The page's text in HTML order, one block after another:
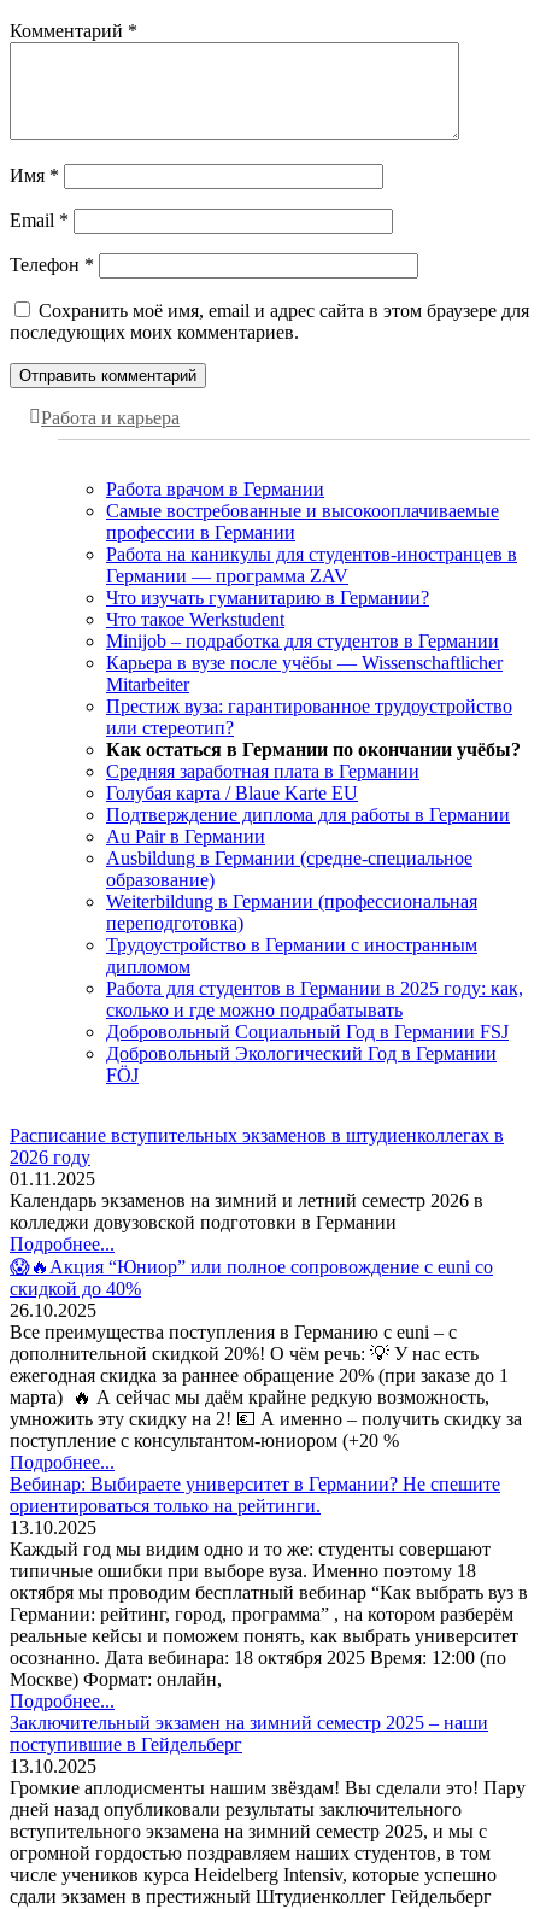
Комментарий *
Имя *
Email *
Телефон *
Сохранить моё имя, email и адрес сайта в этом браузере для
последующих моих комментариев.
Работа и карьера
Работа врачом в Германии
Самые востребованные и высокооплачиваемые
профессии в Германии
Работа на каникулы для студентов-иностранцев в
Германии — программа ZAV
Что изучать гуманитарию в Германии?
Что такое Werkstudent
Minijob – подработка для студентов в Германии
Карьера в вузе после учёбы — Wissenschaftlicher
Mitarbeiter
Престиж вуза: гарантированное трудоустройство
или стереотип?
Как остаться в Германии по окончании учёбы?
Средняя заработная плата в Германии
Голубая карта / Blaue Karte EU
Подтверждение диплома для работы в Германии
Au Pair в Германии
Ausbildung в Германии (средне-специальное
образование)
Weiterbildung в Германии (профессиональная
переподготовка)
Трудоустройство в Германии с иностранным
дипломом
Работа для студентов в Германии в 2025 году: как,
сколько и где можно подрабатывать
Добровольный Социальный Год в Германии FSJ
Добровольный Экологический Год в Германии
FÖJ
Расписание вступительных экзаменов в штудиенколлегах в
2026 году
01.11.2025
Календарь экзаменов на зимний и летний семестр 2026 в
колледжи довузовской подготовки в Германии
Подробнее...
😱🔥Акция “Юниор” или полное сопровождение с euni со
скидкой до 40%
26.10.2025
Все преимущества поступления в Германию с euni – с
дополнительной скидкой 20%! О чём речь: 💡 У нас есть
ежегодная скидка за раннее обращение 20% (при заказе до 1
марта) 🔥 А сейчас мы даём крайне редкую возможность,
умножить эту скидку на 2! 💶 А именно – получить скидку за
поступление с консультантом-юниором (+20 %
Подробнее...
Вебинар: Выбираете университет в Германии? Не спешите
ориентироваться только на рейтинги.
13.10.2025
Каждый год мы видим одно и то же: студенты совершают
типичные ошибки при выборе вуза. Именно поэтому 18
октября мы проводим бесплатный вебинар “Как выбрать вуз в
Германии: рейтинг, город, программа” , на котором разберём
реальные кейсы и поможем понять, как выбрать университет
осознанно. Дата вебинара: 18 октября 2025 Время: 12:00 (по
Москве) Формат: онлайн,
Подробнее...
Заключительный экзамен на зимний семестр 2025 – наши
поступившие в Гейдельберг
13.10.2025
Громкие аплодисменты нашим звёздам! Вы сделали это! Пару
дней назад опубликовали результаты заключительного
вступительного экзамена на зимний семестр 2025, и мы с
огромной гордостью поздравляем наших студентов, в том
числе учеников курса Heidelberg Intensiv, которые успешно
сдали экзамен в престижный Штудиенколлег Гейдельберг